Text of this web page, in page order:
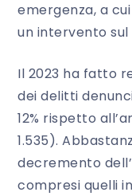
emergenza, a
un intervento
Il 2023 ha fatto
dei delitti
12% rispetto
1.535).
decremento
compresi quelli